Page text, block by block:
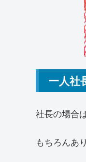
一人社
社長の場合
もちろんあ